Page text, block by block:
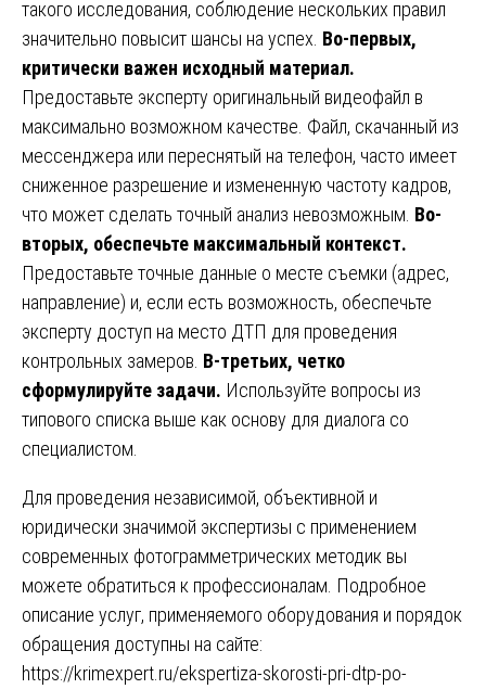
такого исследования, соблюдение нескольких правил
значительно повысит шансы на успех. Во-первых,
критически важен исходный материал.
Предоставьте эксперту оригинальный видеофайл в
максимально возможном качестве. Файл, скачанный из
мессенджера или переснятый на телефон, часто имеет
сниженное разрешение и измененную частоту кадров,
что может сделать точный анализ невозможным. Во-
вторых, обеспечьте максимальный контекст.
Предоставьте точные данные о месте съемки (адрес,
направление) и, если есть возможность, обеспечьте
эксперту доступ на место ДТП для проведения
контрольных замеров. В-третьих, четко
сформулируйте задачи. Используйте вопросы из
типового списка выше как основу для диалога со
специалистом.
Для проведения независимой, объективной и
юридически значимой экспертизы с применением
современных фотограмметрических методик вы
можете обратиться к профессионалам. Подробное
описание услуг, применяемого оборудования и порядок
обращения доступны на сайте:
https://krimexpert.ru/ekspertiza-skorosti-pri-dtp-po-